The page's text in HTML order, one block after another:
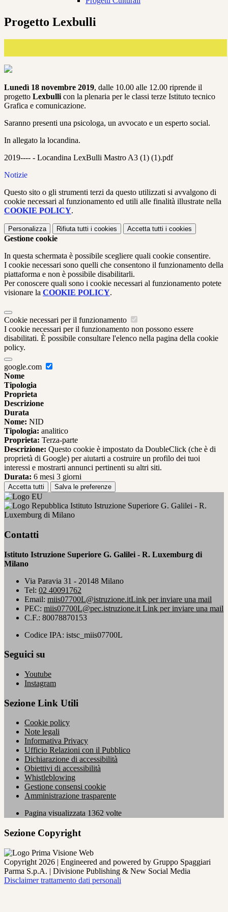
Progetto Lexbulli
Lunedì 18 novembre 2019, dalle 10.00 alle 12.00 riprende il
progetto Lexbulli con la plenaria per le classi terze Istituto tecnico
Grafica e comunicazione.
Saranno presenti una psicologa, un avvocato e un esperto social.
In allegato la locandina.
2019---- - Locandina LexBulli Mastro A3 (1) (1).pdf
Notizie
Questo sito o gli strumenti terzi da questo utilizzati si avvalgono di
cookie necessari al funzionamento ed utili alle finalità illustrate nella
COOKIE POLICY.
Personalizza Rifiuta tutti i cookies Accetta tutti i cookies
Gestione cookie
In questa schermata è possibile scegliere quali cookie consentire.
I cookie necessari sono quelli che consentono il funzionamento della
piattaforma e non è possibile disabilitarli.
Per conoscere quali sono i cookie necessari al funzionamento potete
visionare la COOKIE POLICY.
Cookie necessari per il funzionamento
I cookie necessari per il funzionamento non possono essere
disabilitati. È possibile consultare l'elenco nella pagina della cookie
policy.
google.com
Nome
Tipologia
Proprieta
Descrizione
Durata
Nome: NID
Tipologia: analitico
Proprieta: Terza-parte
Descrizione: Questo cookie è impostato da DoubleClick (che è di
proprietà di Google) per aiutarti a costruire un profilo dei tuoi
interessi e mostrarti annunci pertinenti su altri siti.
Durata: 6 mesi 3 giorni
Accetta tutti Salva le preferenze
Istituto Istruzione Superiore G. Galilei - R.
Luxemburg di Milano
Contatti
Istituto Istruzione Superiore G. Galilei - R. Luxemburg di
Milano
Via Paravia 31 - 20148 Milano
Tel: 02 40091762
Email: miis07700L@istruzione.itLink per inviare una mail
PEC: miis07700L@pec.istruzione.it Link per inviare una mail
C.F.: 80078870153
Codice IPA: istsc_miis07700L
Seguici su
Youtube
Instagram
Sezione Link Utili
Cookie policy
Note legali
Informativa Privacy
Ufficio Relazioni con il Pubblico
Dichiarazione di accessibilità
Obiettivi di accessibilità
Whistleblowing
Gestione consensi cookie
Amministrazione trasparente
Pagina visualizzata 1362 volte
Sezione Copyright
Copyright 2026 | Engineered and powered by Gruppo Spaggiari
Parma S.p.A. | Divisione Publishing & New Social Media
Disclaimer trattamento dati personali